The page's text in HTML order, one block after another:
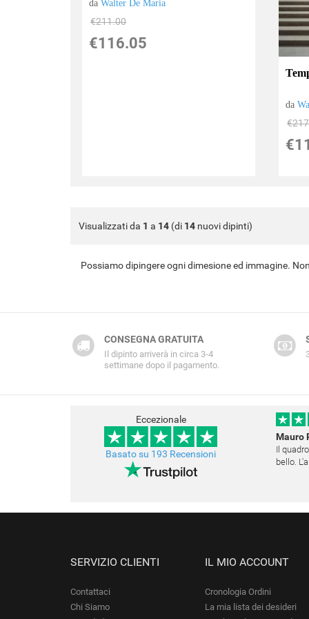
da Walter De Maria
€211.00
€116.05
da
Visualizzati da 1 a 14 (di 14 nuovi dipinti)
Possiamo dipingere ogni dimesione ed immagine.
CONSEGNA GRATUITA
Il dipinto arriverà in circa 3-4
settimane dopo il pagamento.
Eccezionale
Basato su 193 Recensioni
Mauro
Il
bello.
SERVIZIO CLIENTI
Contattaci
Chi Siamo
IL MIO ACCOUNT
Cronologia Ordini
La mia lista dei desideri